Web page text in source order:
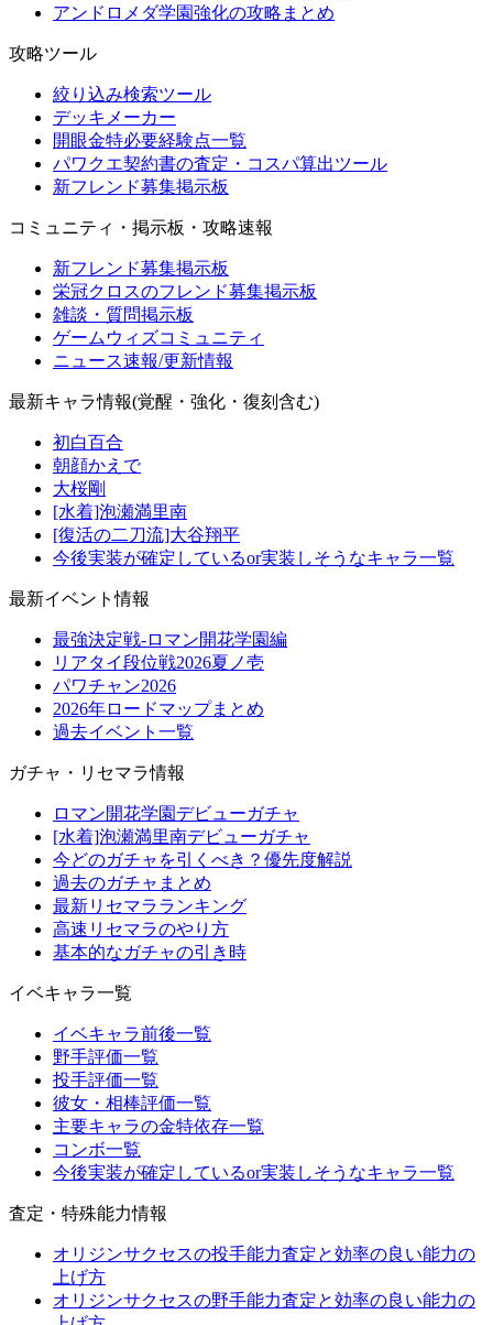
アンドロメダ学園強化の攻略まとめ
攻略ツール
絞り込み検索ツール
デッキメーカー
開眼金特必要経験点一覧
パワクエ契約書の査定・コスパ算出ツール
新フレンド募集掲示板
コミュニティ・掲示板・攻略速報
新フレンド募集掲示板
栄冠クロスのフレンド募集掲示板
雑談・質問掲示板
ゲームウィズコミュニティ
ニュース速報/更新情報
最新キャラ情報(覚醒・強化・復刻含む)
初白百合
朝顔かえで
大桜剛
[水着]泡瀬満里南
[復活の二刀流]大谷翔平
今後実装が確定しているor実装しそうなキャラ一覧
最新イベント情報
最強決定戦-ロマン開花学園編
リアタイ段位戦2026夏ノ壱
パワチャン2026
2026年ロードマップまとめ
過去イベント一覧
ガチャ・リセマラ情報
ロマン開花学園デビューガチャ
[水着]泡瀬満里南デビューガチャ
今どのガチャを引くべき？優先度解説
過去のガチャまとめ
最新リセマラランキング
高速リセマラのやり方
基本的なガチャの引き時
イベキャラ一覧
イベキャラ前後一覧
野手評価一覧
投手評価一覧
彼女・相棒評価一覧
主要キャラの金特依存一覧
コンボ一覧
今後実装が確定しているor実装しそうなキャラ一覧
査定・特殊能力情報
オリジンサクセスの投手能力査定と効率の良い能力の
上げ方
オリジンサクセスの野手能力査定と効率の良い能力の